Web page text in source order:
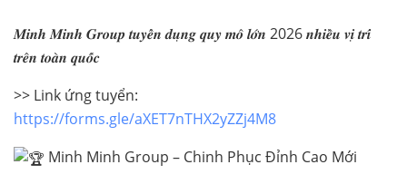
𝑴𝒊𝒏𝒉 𝑴𝒊𝒏𝒉 𝑮𝒓𝒐𝒖𝒑 𝒕𝒖𝒚𝒆̂̉𝒏 𝒅𝒖̣𝒏𝒈 𝒒𝒖𝒚 𝒎𝒐̂ 𝒍𝒐̛́𝒏 2026 𝒏𝒉𝒊𝒆̂̀𝒖 𝒗𝒊̣ 𝒕𝒓𝒊́
𝒕𝒓𝒆̂𝒏 𝒕𝒐𝒂̀𝒏 𝒒𝒖𝒐̂́𝒄
>> Link ứng tuyển:
https://forms.gle/aXET7nTHX2yZZj4M8
Minh Minh Group – Chinh Phục Đỉnh Cao Mới